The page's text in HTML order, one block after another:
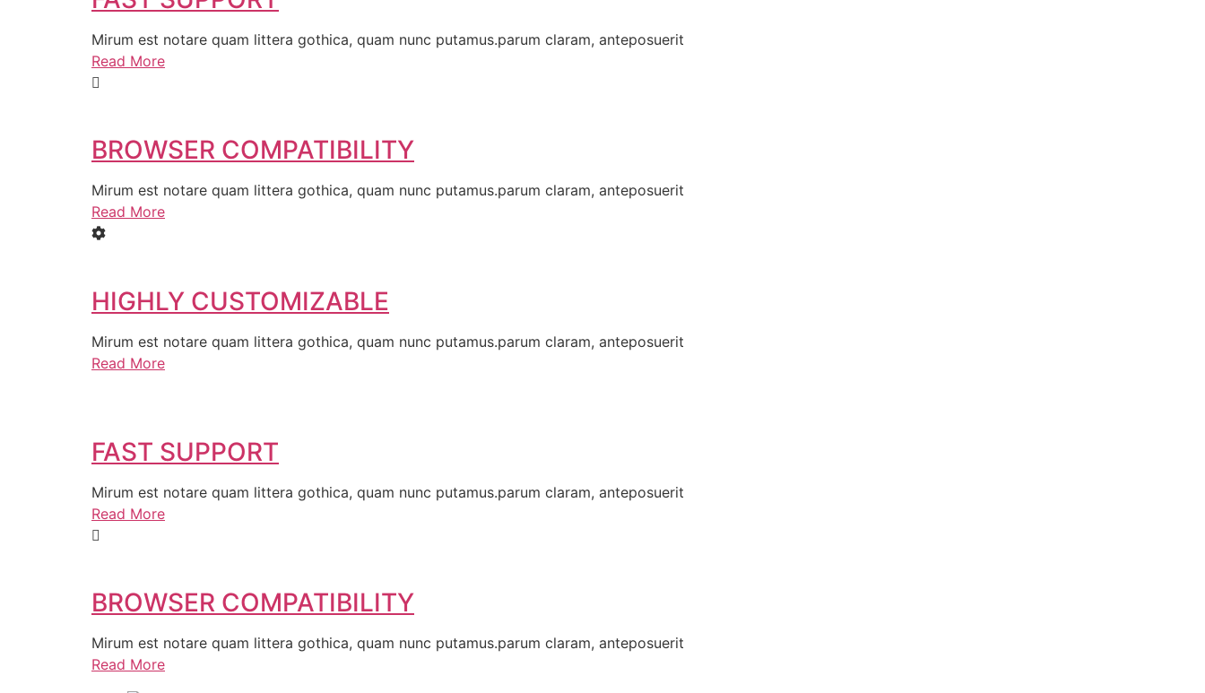
Mirum est notare quam littera gothica, quam nunc putamus.parum claram, anteposuerit
Read More
BROWSER COMPATIBILITY
Mirum est notare quam littera gothica, quam nunc putamus.parum claram, anteposuerit
Read More
HIGHLY CUSTOMIZABLE
Mirum est notare quam littera gothica, quam nunc putamus.parum claram, anteposuerit
Read More
FAST SUPPORT
Mirum est notare quam littera gothica, quam nunc putamus.parum claram, anteposuerit
Read More
BROWSER COMPATIBILITY
Mirum est notare quam littera gothica, quam nunc putamus.parum claram, anteposuerit
Read More